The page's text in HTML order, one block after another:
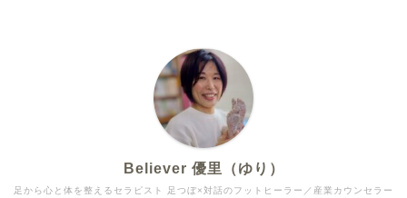
足から心と体を整えるセラピスト 足つぼ×対話のフットヒーラー／産業カウンセラー
Believer 優里（ゆり）